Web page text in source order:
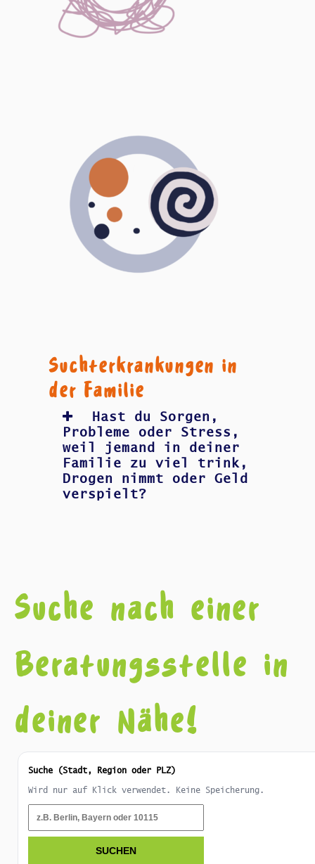
Suchterkrankungen in
der Familie
Hast du Sorgen,
Probleme oder Stress,
weil jemand in deiner
Familie zu viel trink,
Drogen nimmt oder Geld
verspielt?
Suche nach einer
Beratungsstelle in
deiner Nähe!
Suche (Stadt, Region oder PLZ)
Wird nur auf Klick verwendet. Keine Speicherung.
SUCHEN